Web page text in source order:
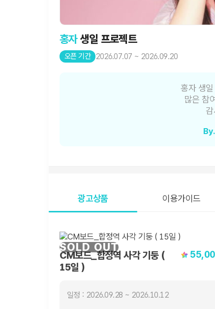
홍자생일 프로젝트
오픈 기간 2026.07.07 ~ 2026.09.20
홍자 생
많은 참
광고상품 이용가이드
SOLD OUT
CM보드_합정역 사각 기둥 (
15일 )
일정 : 2026.09.28 ~ 2026.10.12